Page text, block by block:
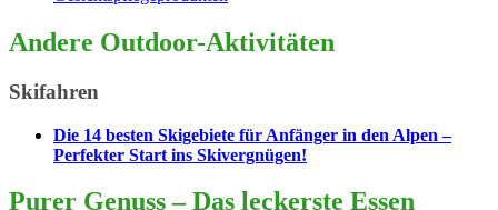
Andere Outdoor-Aktivitäten
Skifahren
Die 14 besten Skigebiete für Anfänger in den Alpen –
Perfekter Start ins Skivergnügen!
Purer Genuss – Das leckerste Essen